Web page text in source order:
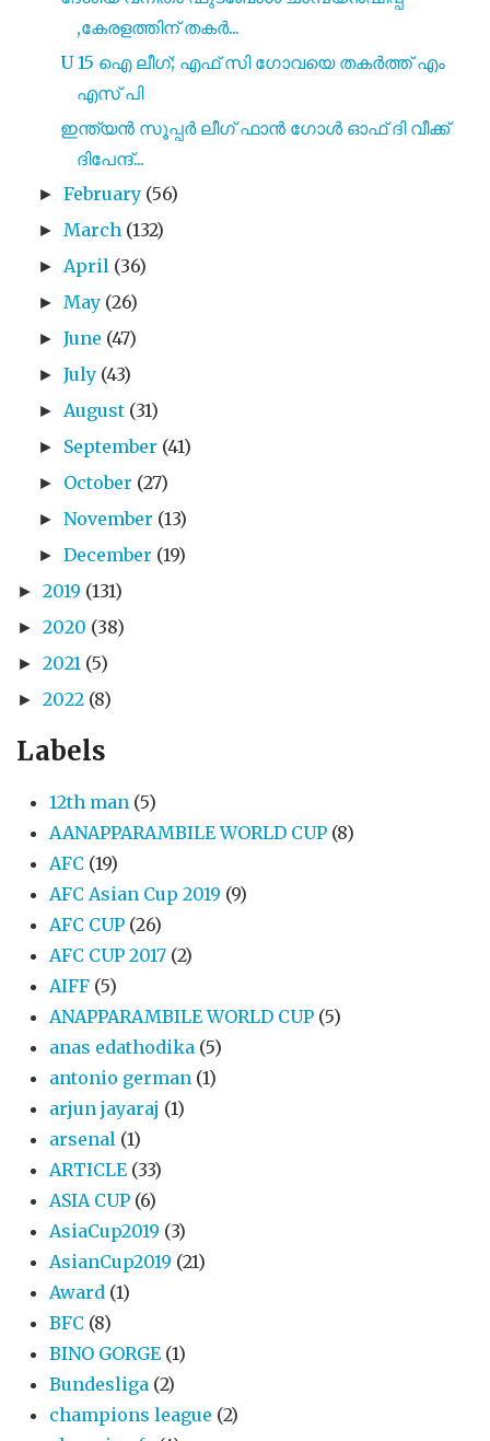
,കേരളത്തിന് തകർ...
U 15 ഐ ലീഗ്; എഫ് സി ഗോവയെ തകർത്ത് എം
എസ് പി
ഇന്ത്യൻ സൂപ്പർ ലീഗ് ഫാൻ ഗോൾ ഓഫ് ദി വീക്ക്
ദിപേന്ദ്...
►February (56)
► March (132)
► April (36)
► May (26)
►June (47)
►July (43)
► August (31)
► September (41)
► October (27)
►November (13)
►December (19)
► 2019 (131)
► 2020 (38)
► 2021 (5)
► 2022 (8)
Labels
12th man (5)
AANAPPARAMBILE WORLD CUP (8)
AFC (19)
AFC Asian Cup 2019 (9)
AFC CUP (26)
AFC CUP 2017 (2)
AIFF (5)
ANAPPARAMBILE WORLD CUP (5)
anas edathodika (5)
antonio german (1)
arjun jayaraj (1)
arsenal (1)
ARTICLE (33)
ASIA CUP (6)
AsiaCup2019 (3)
AsianCup2019 (21)
Award (1)
BFC (8)
BINO GORGE (1)
Bundesliga (2)
champions league (2)